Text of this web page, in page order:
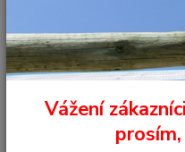
Kovové hřbílko
Vážení